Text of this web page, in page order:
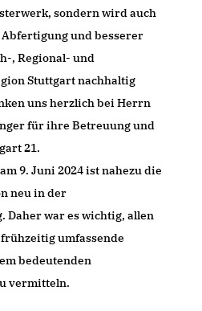
sondern wird auch
und besserer
, Regional- und
Stuttgart nachhaltig
uns herzlich bei Herrn
für ihre Betreuung und
21.
9. Juni 2024 ist nahezu die
neu in der
Daher war es wichtig, allen
umfassende
bedeutenden
vermitteln.